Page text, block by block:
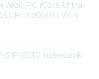
PC (Core Ultra
RTX5060Ti, Win
31P-35T2 notebook